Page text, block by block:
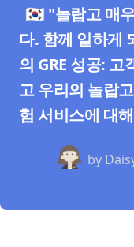
🇰🇷 "놀랍고 매
다. 함께 일하게
의 GRE 성공:
고 우리의 놀랍
험 서비스에 대
by